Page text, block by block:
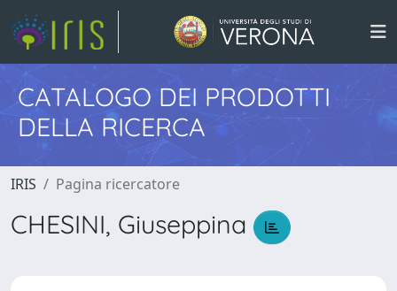
CATALOGO DEI PRODOTTI
DELLA RICERCA
IRIS Pagina ricercatore
CHESINI, Giuseppina